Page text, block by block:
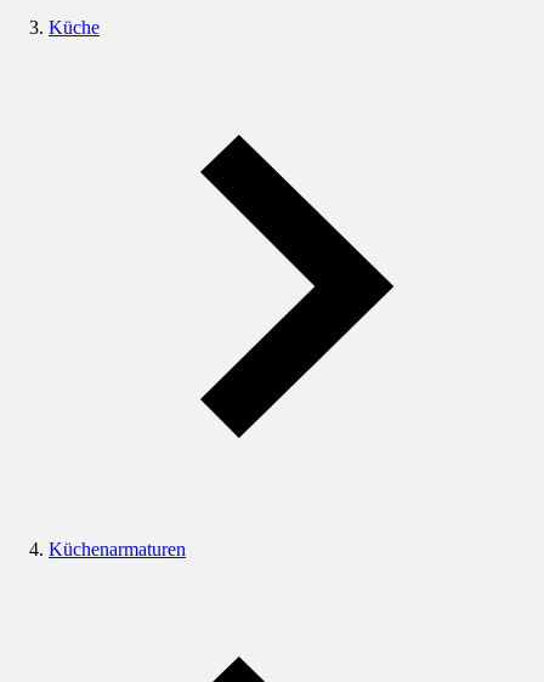
Küche
Küchenarmaturen